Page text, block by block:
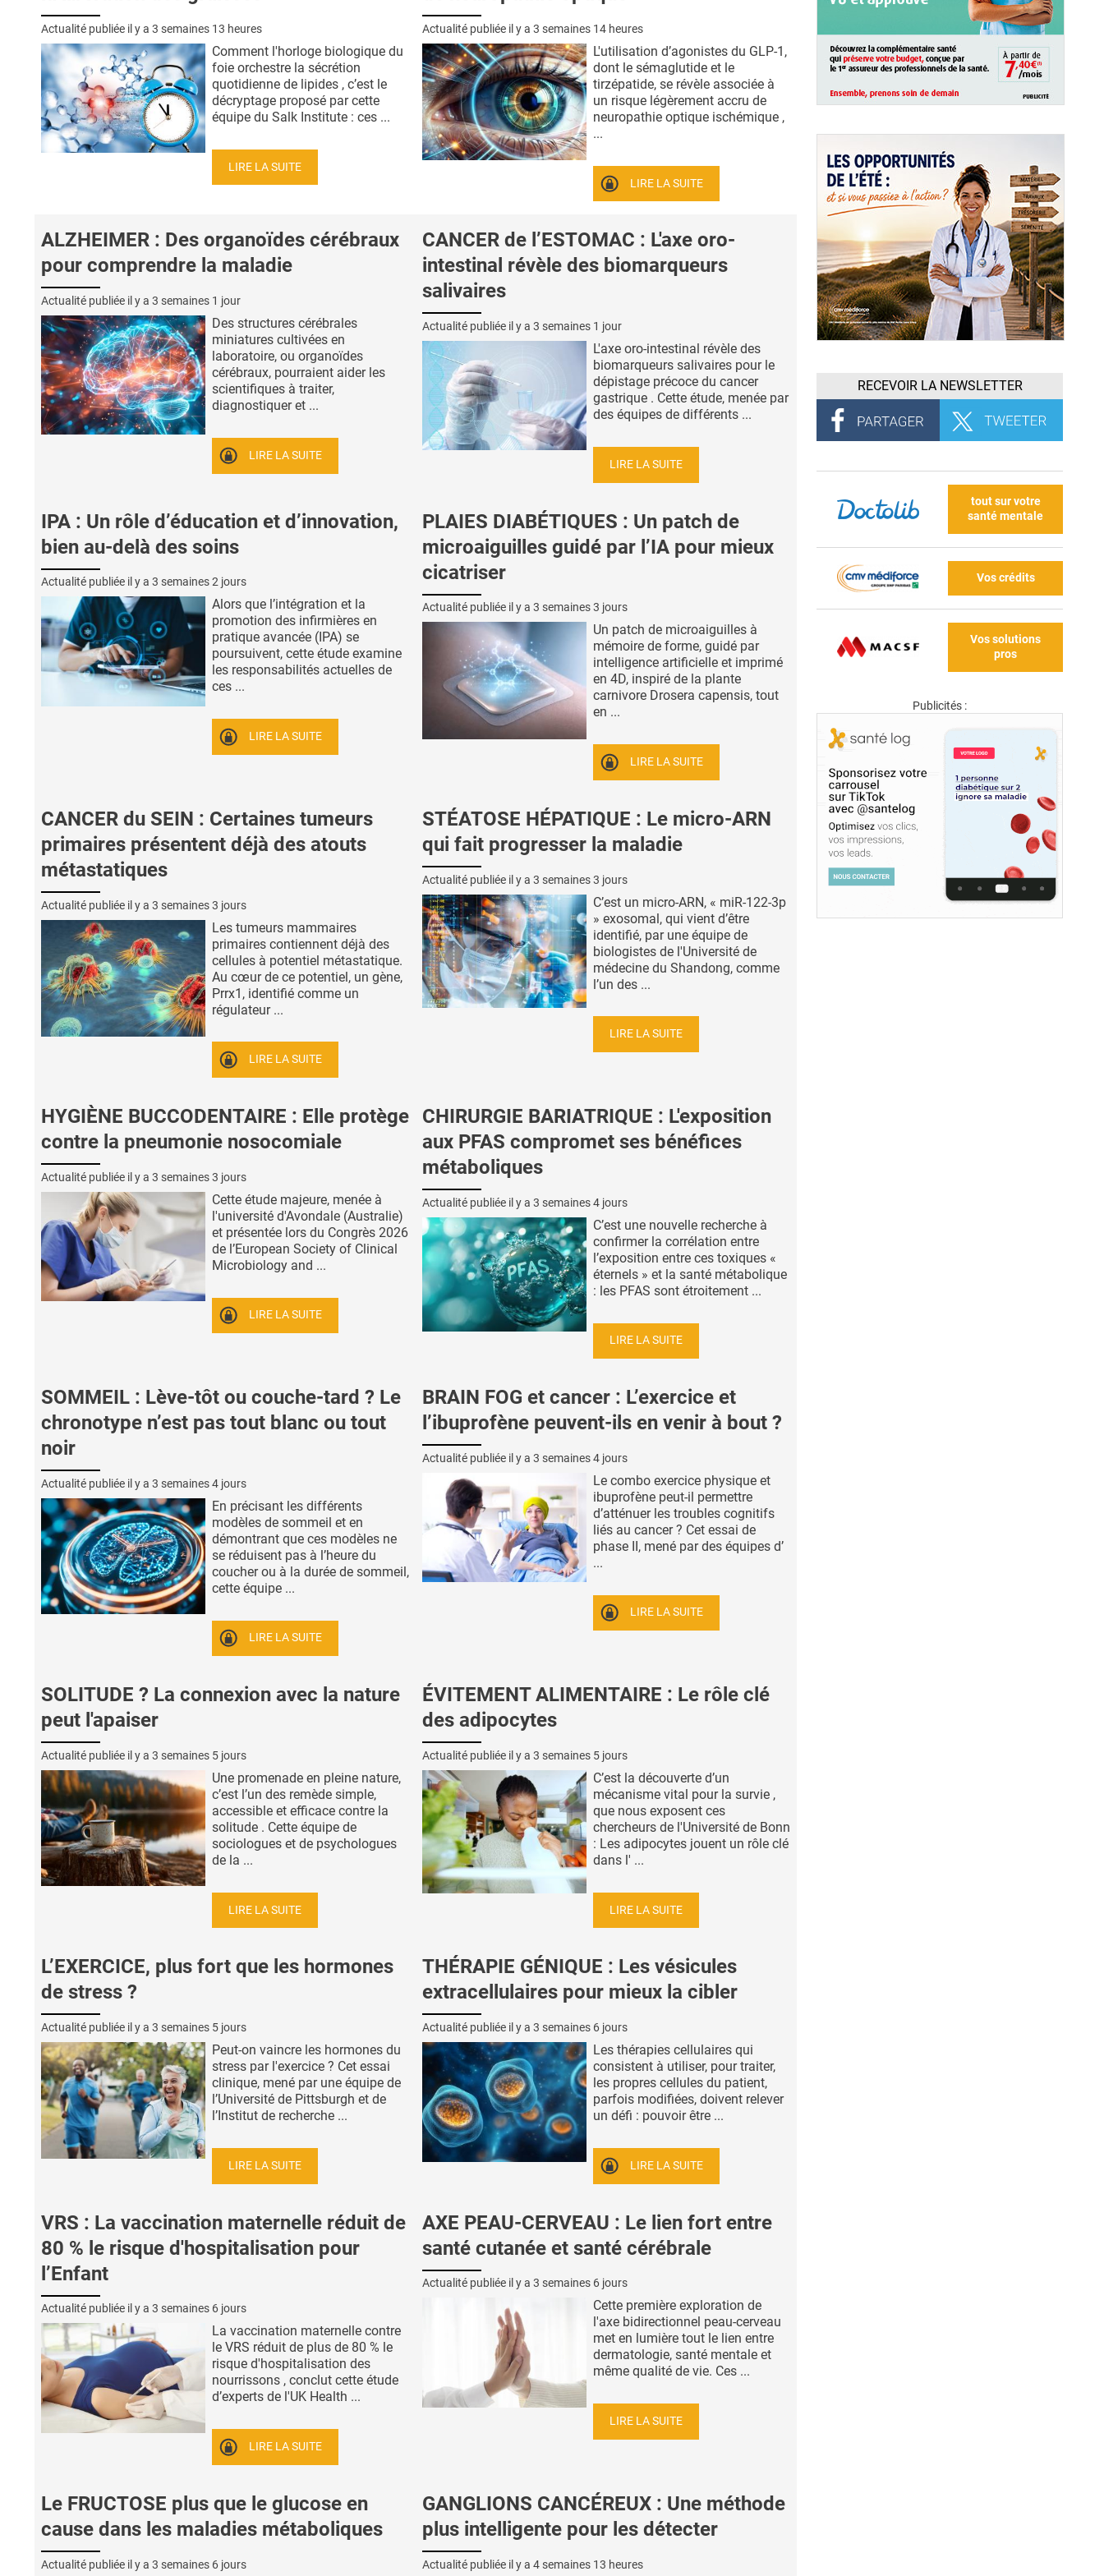
Actualité publiée il y a 3 semaines 13 heures
Comment l'horloge biologique du
foie orchestre la sécrétion
quotidienne de lipides , c’est le
décryptage proposé par cette
équipe du Salk Institute : ces ...
LIRE LA SUITE
Actualité publiée il y a 3 semaines 14 heures
L'utilisation d’agonistes du GLP-1,
dont le sémaglutide et le
tirzépatide, se révèle associée à
un risque légèrement accru de
neuropathie optique ischémique ,
...
LIRE LA SUITE
ALZHEIMER : Des organoïdes cérébraux
pour comprendre la maladie
Actualité publiée il y a 3 semaines 1 jour
Des structures cérébrales
miniatures cultivées en
laboratoire, ou organoïdes
cérébraux, pourraient aider les
scientifiques à traiter,
diagnostiquer et ...
LIRE LA SUITE
CANCER de l’ESTOMAC : L'axe oro-
intestinal révèle des biomarqueurs
salivaires
Actualité publiée il y a 3 semaines 1 jour
L'axe oro-intestinal révèle des
biomarqueurs salivaires pour le
dépistage précoce du cancer
gastrique . Cette étude, menée par
des équipes de différents ...
LIRE LA SUITE
IPA : Un rôle d’éducation et d’innovation,
bien au-delà des soins
Actualité publiée il y a 3 semaines 2 jours
Alors que l’intégration et la
promotion des infirmières en
pratique avancée (IPA) se
poursuivent, cette étude examine
les responsabilités actuelles de
ces ...
LIRE LA SUITE
PLAIES DIABÉTIQUES : Un patch de
microaiguilles guidé par l’IA pour mieux
cicatriser
Actualité publiée il y a 3 semaines 3 jours
Un patch de microaiguilles à
mémoire de forme, guidé par
intelligence artificielle et imprimé
en 4D, inspiré de la plante
carnivore Drosera capensis, tout
en ...
LIRE LA SUITE
CANCER du SEIN : Certaines tumeurs
primaires présentent déjà des atouts
métastatiques
Actualité publiée il y a 3 semaines 3 jours
Les tumeurs mammaires
primaires contiennent déjà des
cellules à potentiel métastatique.
Au cœur de ce potentiel, un gène,
Prrx1, identifié comme un
régulateur ...
LIRE LA SUITE
STÉATOSE HÉPATIQUE : Le micro-ARN
qui fait progresser la maladie
Actualité publiée il y a 3 semaines 3 jours
C’est un micro-ARN, « miR-122-3p
» exosomal, qui vient d’être
identifié, par une équipe de
biologistes de l'Université de
médecine du Shandong, comme
l’un des ...
LIRE LA SUITE
HYGIÈNE BUCCODENTAIRE : Elle protège
contre la pneumonie nosocomiale
Actualité publiée il y a 3 semaines 3 jours
Cette étude majeure, menée à
l'université d'Avondale (Australie)
et présentée lors du Congrès 2026
de l’European Society of Clinical
Microbiology and ...
LIRE LA SUITE
CHIRURGIE BARIATRIQUE : L'exposition
aux PFAS compromet ses bénéfices
métaboliques
Actualité publiée il y a 3 semaines 4 jours
C’est une nouvelle recherche à
confirmer la corrélation entre
l’exposition entre ces toxiques «
éternels » et la santé métabolique
: les PFAS sont étroitement ...
LIRE LA SUITE
SOMMEIL : Lève-tôt ou couche-tard ? Le
chronotype n’est pas tout blanc ou tout
noir
Actualité publiée il y a 3 semaines 4 jours
En précisant les différents
modèles de sommeil et en
démontrant que ces modèles ne
se réduisent pas à l’heure du
coucher ou à la durée de sommeil,
cette équipe ...
LIRE LA SUITE
BRAIN FOG et cancer : L’exercice et
l’ibuprofène peuvent-ils en venir à bout ?
Actualité publiée il y a 3 semaines 4 jours
Le combo exercice physique et
ibuprofène peut-il permettre
d’atténuer les troubles cognitifs
liés au cancer ? Cet essai de
phase II, mené par des équipes d’
...
LIRE LA SUITE
SOLITUDE ? La connexion avec la nature
peut l'apaiser
Actualité publiée il y a 3 semaines 5 jours
Une promenade en pleine nature,
c’est l’un des remède simple,
accessible et efficace contre la
solitude . Cette équipe de
sociologues et de psychologues
de la ...
LIRE LA SUITE
ÉVITEMENT ALIMENTAIRE : Le rôle clé
des adipocytes
Actualité publiée il y a 3 semaines 5 jours
C’est la découverte d’un
mécanisme vital pour la survie ,
que nous exposent ces
chercheurs de l'Université de Bonn
: Les adipocytes jouent un rôle clé
dans l' ...
LIRE LA SUITE
L’EXERCICE, plus fort que les hormones
de stress ?
Actualité publiée il y a 3 semaines 5 jours
Peut-on vaincre les hormones du
stress par l'exercice ? Cet essai
clinique, mené par une équipe de
l’Université de Pittsburgh et de
l’Institut de recherche ...
LIRE LA SUITE
THÉRAPIE GÉNIQUE : Les vésicules
extracellulaires pour mieux la cibler
Actualité publiée il y a 3 semaines 6 jours
Les thérapies cellulaires qui
consistent à utiliser, pour traiter,
les propres cellules du patient,
parfois modifiées, doivent relever
un défi : pouvoir être ...
LIRE LA SUITE
VRS : La vaccination maternelle réduit de
80 % le risque d'hospitalisation pour
l’Enfant
Actualité publiée il y a 3 semaines 6 jours
La vaccination maternelle contre
le VRS réduit de plus de 80 % le
risque d'hospitalisation des
nourrissons , conclut cette étude
d’experts de l'UK Health ...
LIRE LA SUITE
AXE PEAU-CERVEAU : Le lien fort entre
santé cutanée et santé cérébrale
Actualité publiée il y a 3 semaines 6 jours
Cette première exploration de
l'axe bidirectionnel peau-cerveau
met en lumière tout le lien entre
dermatologie, santé mentale et
même qualité de vie. Ces ...
LIRE LA SUITE
Le FRUCTOSE plus que le glucose en
cause dans les maladies métaboliques
Actualité publiée il y a 3 semaines 6 jours
GANGLIONS CANCÉREUX : Une méthode
plus intelligente pour les détecter
Actualité publiée il y a 4 semaines 13 heures
RECEVOIR LA NEWSLETTER
tout sur votre
santé mentale
Vos crédits
Vos solutions
pros
Publicités :